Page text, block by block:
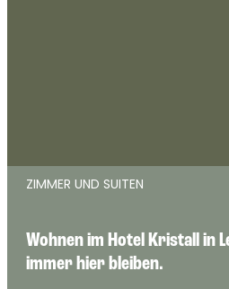
ZIMMER UND SUITEN
Wohnen im Hotel Kristall in
immer hier bleiben.